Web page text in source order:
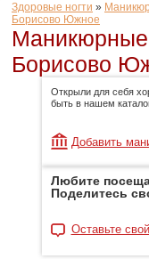
Здоровые ногти »
Борисово Южное
Борисово
Открыли для себя
быть в нашем
Добавить
Любите
Поделитесь
Оставьте